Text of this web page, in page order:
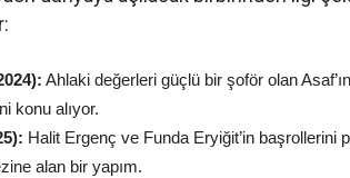
Ahlaki değerleri güçlü bir şoför olan
konu alıyor.
Halit Ergenç ve Funda Eryiğit’in başrollerini
alan bir yapım.